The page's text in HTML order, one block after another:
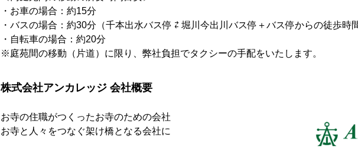
・お車の場合：約15分
・バスの場合：約30分（千本出水バス停 ⇄ 堀川今出川バス停＋バス停からの徒歩時
・自転車の場合：約20分
※庭苑間の移動（片道）に限り、弊社負担でタクシーの手配をいたします。
株式会社アンカレッジ 会社概要
お寺の住職がつくったお寺のための会社
お寺と人々をつなぐ架け橋となる会社に